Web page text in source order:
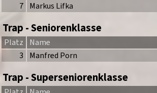
7 Markus Lifka
Trap - Seniorenklasse
Platz Name
3
Manfred Porn
Trap - Superseniorenklasse